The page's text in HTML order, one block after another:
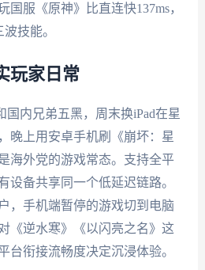
国服《原神》比直连快137ms，
技能。
玩家日常
国内兄弟五黑，周末换iPad在星
晚上用安卓手机刷《崩坏：星
外党的游戏常态。支持全平
设备共享同一个低延迟链路。
，手机端暂停的游戏切到电脑
《逆水寒》《以闪亮之名》这
台衔接流畅度决定沉浸体验。